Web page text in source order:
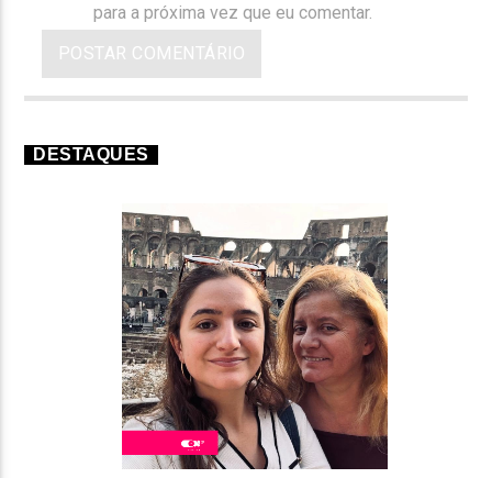
para a próxima vez que eu comentar.
DESTAQUES